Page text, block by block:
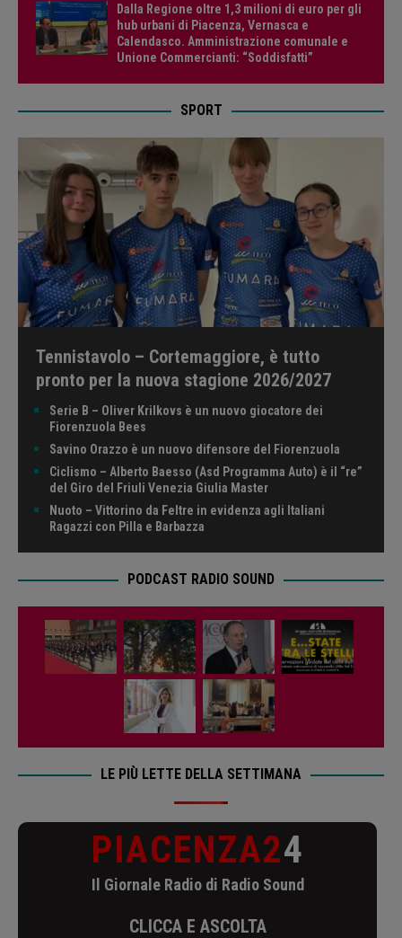
Dalla Regione oltre 1,3 milioni di euro per gli
hub urbani di Piacenza, Vernasca e
Calendasco. Amministrazione comunale e
Unione Commercianti: “Soddisfatti”
SPORT
Tennistavolo – Cortemaggiore, è tutto
pronto per la nuova stagione 2026/2027
Serie B – Oliver Krilkovs è un nuovo giocatore dei
Fiorenzuola Bees
Savino Orazzo è un nuovo difensore del Fiorenzuola
Ciclismo – Alberto Baesso (Asd Programma Auto) è il “re”
del Giro del Friuli Venezia Giulia Master
Nuoto – Vittorino da Feltre in evidenza agli Italiani
Ragazzi con Pilla e Barbazza
PODCAST RADIO SOUND
LE PIÙ LETTE DELLA SETTIMANA
PIACENZA24
Il Giornale Radio di Radio Sound
CLICCA E ASCOLTA